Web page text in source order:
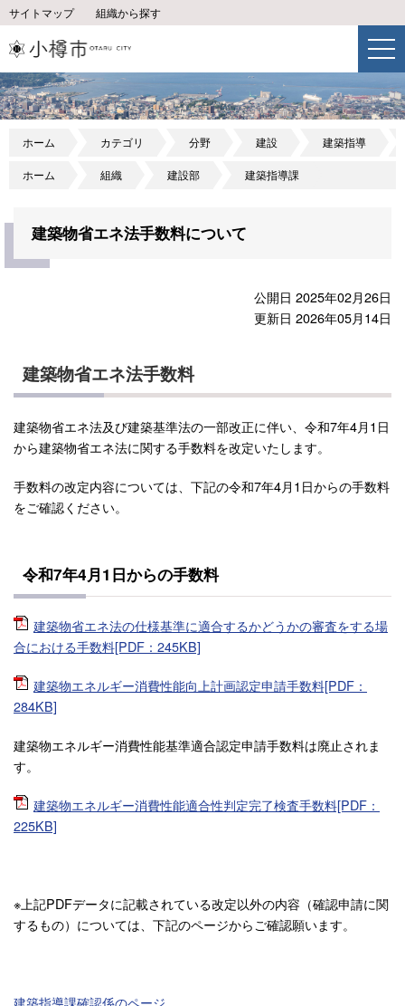
サイトマップ 組織から探す
ホーム カテゴリ 分野 建設 建築指導
ホーム 組織 建設部 建築指導課
建築物省エネ法手数料について
公開日 2025年02月26日
更新日 2026年05月14日
建築物省エネ法手数料
建築物省エネ法及び建築基準法の一部改正に伴い、令和7年4月1日
から建築物省エネ法に関する手数料を改定いたします。
手数料の改定内容については、下記の令和7年4月1日からの手数料
をご確認ください。
令和7年4月1日からの手数料
建築物省エネ法の仕様基準に適合するかどうかの審査をする場
合における手数料[PDF：245KB]
建築物エネルギー消費性能向上計画認定申請手数料[PDF：
284KB]
建築物エネルギー消費性能基準適合認定申請手数料は廃止されま
す。
建築物エネルギー消費性能適合性判定完了検査手数料[PDF：
225KB]
※上記PDFデータに記載されている改定以外の内容（確認申請に関
するもの）については、下記のページからご確認願います。
建築指導課確認係のページ